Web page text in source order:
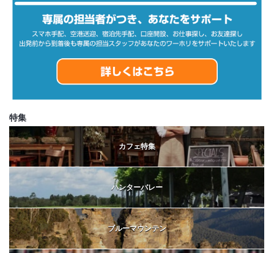
特集
カフェ特集
ハンターバレー
ブルーマウンテン